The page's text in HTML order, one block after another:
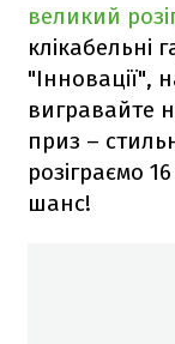
великий
клікабельні
"Інновації",
вигравайте
приз –
розіграємо
шанс!